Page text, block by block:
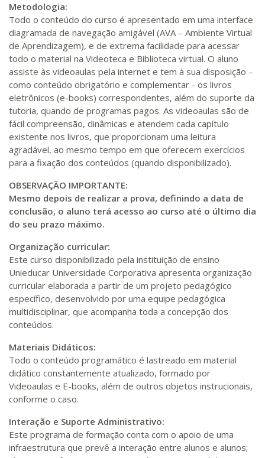
Metodologia:
Todo o conteúdo do curso é apresentado em uma interface
diagramada de navegação amigável (AVA – Ambiente Virtual
de Aprendizagem), e de extrema facilidade para acessar
todo o material na Videoteca e Biblioteca virtual. O aluno
assiste às videoaulas pela internet e tem à sua disposição –
como conteúdo obrigatório e complementar - os livros
eletrônicos (e-books) correspondentes, além do suporte da
tutoria, quando de programas pagos. As videoaulas são de
fácil compreensão, dinâmicas e atendem cada capítulo
existente nos livros, que proporcionam uma leitura
agradável, ao mesmo tempo em que oferecem exercícios
para a fixação dos conteúdos (quando disponibilizado).
OBSERVAÇÃO IMPORTANTE:
Mesmo depois de realizar a prova, definindo a data de
conclusão, o aluno terá acesso ao curso até o último dia
do seu prazo máximo.
Organização curricular:
Este curso disponibilizado pela instituição de ensino
Unieducar Universidade Corporativa apresenta organização
curricular elaborada a partir de um projeto pedagógico
específico, desenvolvido por uma equipe pedagógica
multidisciplinar, que acompanha toda a concepção dos
conteúdos.
Materiais Didáticos:
Todo o conteúdo programático é lastreado em material
didático constantemente atualizado, formado por
Videoaulas e E-books, além de outros objetos instrucionais,
conforme o caso.
Interação e Suporte Administrativo:
Este programa de formação conta com o apoio de uma
infraestrutura que prevê a interação entre alunos e alunos;